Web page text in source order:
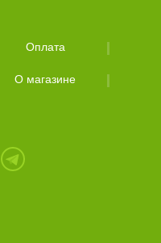
Оплата
О магазине